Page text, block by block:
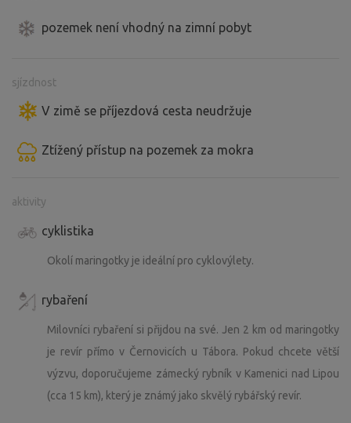
pozemek není vhodný na zimní pobyt
sjízdnost
V zimě se příjezdová cesta neudržuje
Ztížený přístup na pozemek za mokra
aktivity
cyklistika
Okolí maringotky je ideální pro cyklovýlety.
rybaření
Milovníci rybaření si přijdou na své. Jen 2 km od maringotky
je revír přímo v Černovicích u Tábora. Pokud chcete větší
výzvu, doporučujeme zámecký rybník v Kamenici nad Lipou
(cca 15 km), který je známý jako skvělý rybářský revír.